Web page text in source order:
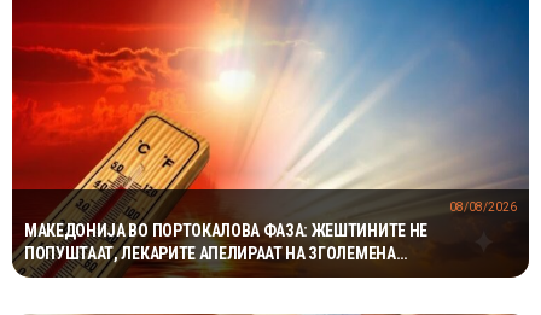
МАКЕДОНИЈА ВО ПОРТОКАЛОВА ФАЗА: ЖЕШТИНИТЕ НЕ
ПОПУШТААТ, ЛЕКАРИТЕ АПЕЛИРААТ НА ЗГОЛЕМЕНА
ПРЕТПАЗЛИВОСТ
08/08/2026